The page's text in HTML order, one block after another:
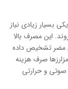
بسیار زیادی نیاز
این مصرف بالا
مضر تشخیص داده
صرف هزینه
صوتی و حرارتی